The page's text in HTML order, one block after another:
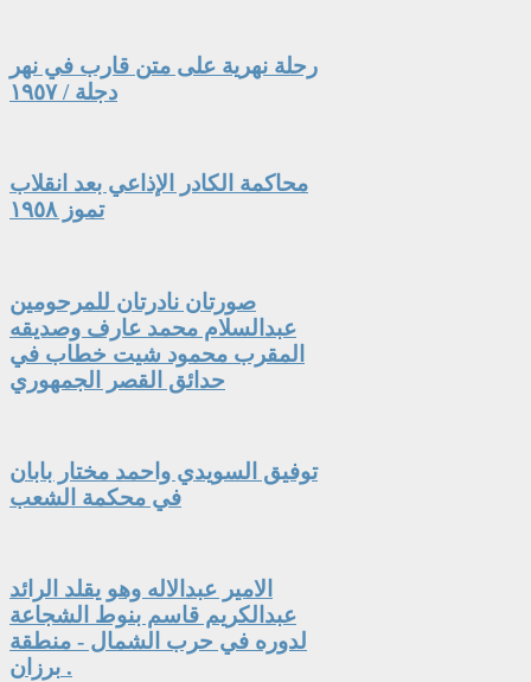
رحلة نهرية على متن قارب في نهر
دجلة / ١٩٥٧
محاكمة الكادر الإذاعي بعد انقلاب
تموز ١٩٥٨
صورتان نادرتان للمرحومين
عبدالسلام محمد عارف وصديقه
المقرب محمود شيت خطاب في
حدائق القصر الجمهوري
توفيق السويدي واحمد مختار بابان
في محكمة الشعب
الامير عبدالاله وهو يقلد الرائد
عبدالكريم قاسم بنوط الشجاعة
لدوره في حرب الشمال - منطقة
برزان .